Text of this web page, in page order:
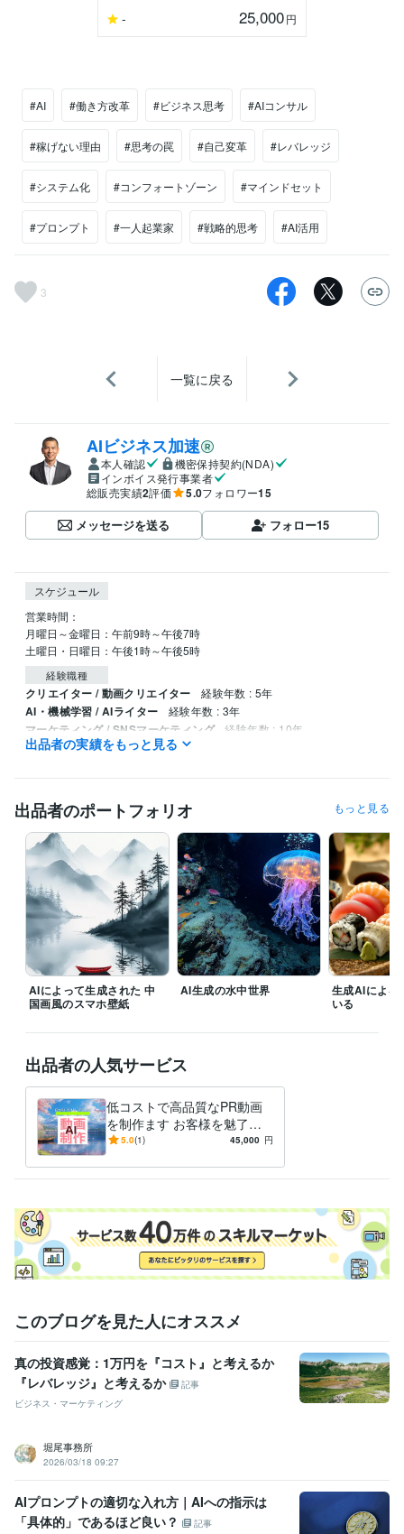
- 25,000円
#AI #働き方改革 #ビジネス思考 #AIコンサル
#稼げない理由 #思考の罠 #自己変革 #レバレッジ
#システム化 #コンフォートゾーン #マインドセット
#プロンプト #一人起業家 #戦略的思考 #AI活用
3
一覧に戻る
AIビジネス加速
本人確認
機密保持契約(NDA)
インボイス発行事業者
総販売実績2評価 5.0フォロワー15
メッセージを送る フォロー15
スケジュール
営業時間：
月曜日～金曜日：午前9時～午後7時
土曜日・日曜日：午後1時～午後5時
経験職種
クリエイター / 動画クリエイター 経験年数 : 5年
AI・機械学習 / AIライター 経験年数 : 3年
マーケティング / SNSマーケティング 経験年数 : 10年
メディア・出版・広告 / 記者・ジャーナリスト
受賞歴
ない100の食べ物」
資格・検定
Google アナリティクス個人認定資格（GAIQ） 取得年 : 2023年
ビジネス・クリエイティブツール
ChatGPT:3年 Perplexity AI:2年Midjourney:2年 Bard:2年DALL-E:2年
niji・journey:2年STORES:2年AppsFlyer:6年Google Analytics:6年
Google Search Console:5年 SimilarWeb:5年Make:1年Zapier:1年
CapCut:2年Canva:2年Excel:20年Google サイト:6年Numbers:5年
Pages:5年
集客・マーケティング相談 SNS 運用管理
学歴
浙江大學 1998年8月 ~ 2001年3月
山西大學 1993年8月 ~ 1997年6月
語学力
英語 ビジネスレベル
出品者の実績をもっと見る
出品者のポートフォリオ もっと見る
AIによって生成された 中
国画風のスマホ壁紙
AI生成の水中世界
生成AIによる
いる
出品者の人気サービス
低コストで高品質なPR動画
を制作ます お客様を魅了
し、貴社の時代への順応力を
5.0(1) 45,000 円
このブログを見た人にオススメ
真の投資感覚：1万円を『コスト』と考えるか
『レバレッジ』と考えるか
記事
ビジネス・マーケティング
堀尾事務所
2026/03/18 09:27
AIプロンプトの適切な入れ方｜AIへの指示は
「具体的」であるほど良い？
記事